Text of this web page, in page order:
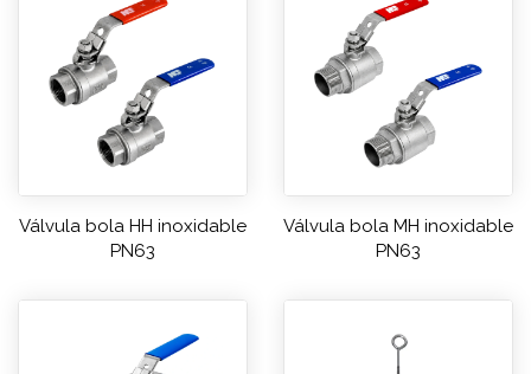
Válvula bola HH inoxidable
PN63
Válvula bola MH inoxidable
PN63